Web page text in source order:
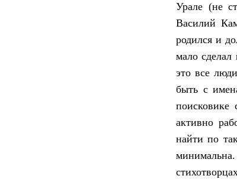
Урале (не
Василий
родился и
мало
это все
быть с
поисковике
активно
найти по